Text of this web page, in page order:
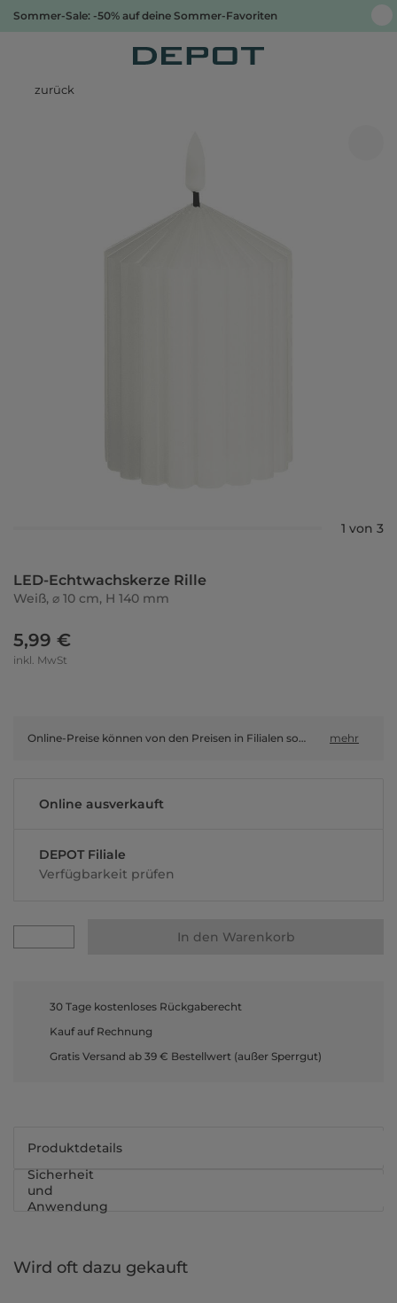
Sommer-Sale: -50% auf deine Sommer-Favoriten
zurück
1 von 3
LED-Echtwachskerze Rille
Weiß, ⌀ 10 cm, H 140 mm
5,99 €
inkl. MwSt
Online-Preise können von den Preisen in Filialen sowie Shop-in-Shop-Flächen abweichen. mehr
Online ausverkauft
DEPOT Filiale
Verfügbarkeit prüfen
In den Warenkorb
30 Tage kostenloses Rückgaberecht
Kauf auf Rechnung
Gratis Versand ab 39 € Bestellwert (außer Sperrgut)
Produktdetails
Sicherheit
und
Anwendung
Wird oft dazu gekauft